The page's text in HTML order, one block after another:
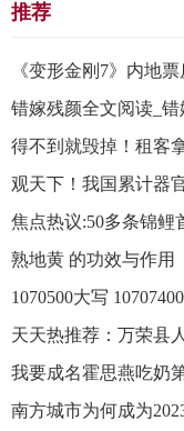
推荐
《变形金刚7》内地
错嫁残颜全文阅读_错
观天下！我国累计器
熟地黄 的功效与作用
1070500大写
我要成名霍思燕吃奶
南方城市为何成为